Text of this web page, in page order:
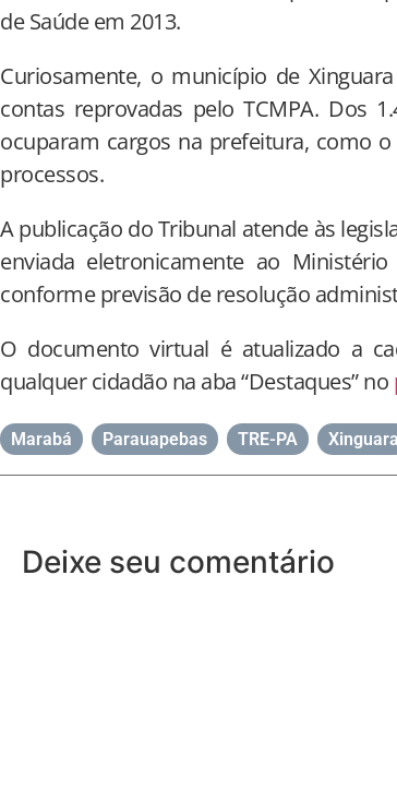
de Saúde em 2013.
Curiosamente, o município de
contas reprovadas pelo TCMPA. Dos
ocuparam cargos na prefeitura, como
processos.
A publicação do Tribunal atende às
enviada eletronicamente ao
conforme previsão de resolução
O documento virtual é atualizado a
qualquer cidadão na aba “Destaques” no
Marabá Parauapebas TRE-PA Xinguara
Deixe seu comentário